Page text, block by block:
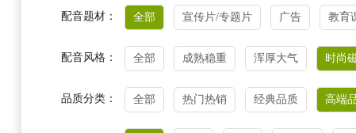
配音题材： 全部 宣传片/专题片 广告 教育
配音风格： 全部 成熟稳重 浑厚大气 时尚
品质分类： 全部 热门热销 经典品质 高端